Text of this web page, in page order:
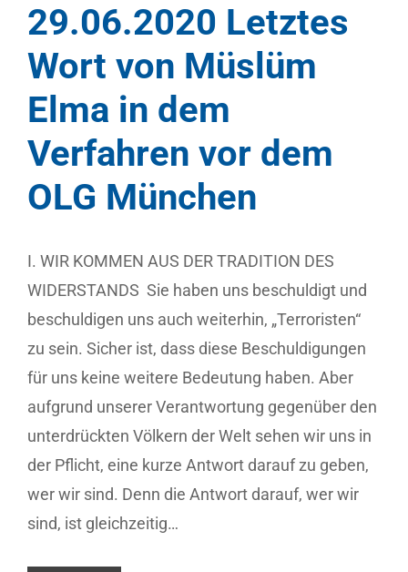
29.06.2020 Letztes
Wort von Müslüm
Elma in dem
Verfahren vor dem
OLG München
I. WIR KOMMEN AUS DER TRADITION DES
WIDERSTANDS Sie haben uns beschuldigt und
beschuldigen uns auch weiterhin, „Terroristen“
zu sein. Sicher ist, dass diese Beschuldigungen
für uns keine weitere Bedeutung haben. Aber
aufgrund unserer Verantwortung gegenüber den
unterdrückten Völkern der Welt sehen wir uns in
der Pflicht, eine kurze Antwort darauf zu geben,
wer wir sind. Denn die Antwort darauf, wer wir
sind, ist gleichzeitig…